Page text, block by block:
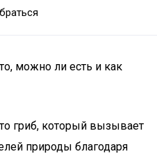
можно ли есть и как
гриб, который вызывает
природы благодаря